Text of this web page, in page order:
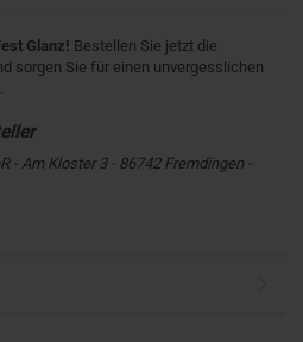
Glanz! Bestellen Sie jetzt die
sorgen Sie für einen unvergesslichen
- Am Kloster 3 - 86742 Fremdingen -